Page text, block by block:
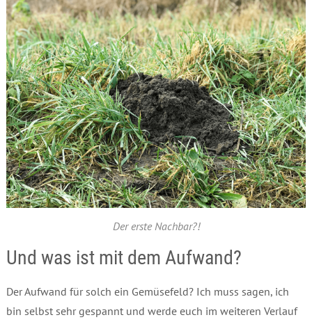
Der erste Nachbar?!
Und was ist mit dem Aufwand?
Der Aufwand für solch ein Gemüsefeld? Ich muss sagen, ich
bin selbst sehr gespannt und werde euch im weiteren Verlauf